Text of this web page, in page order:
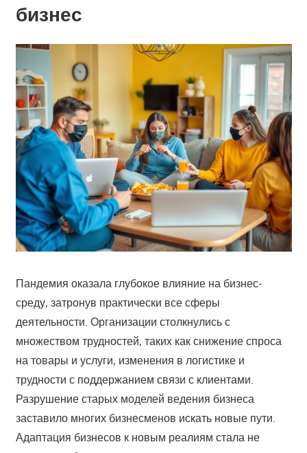
бизнес
Пандемия оказала глубокое влияние на бизнес-
среду, затронув практически все сферы
деятельности. Организации столкнулись с
множеством трудностей, таких как снижение спроса
на товары и услуги, изменения в логистике и
трудности с поддержанием связи с клиентами.
Разрушение старых моделей ведения бизнеса
заставило многих бизнесменов искать новые пути.
Адаптация бизнесов к новым реалиям стала не